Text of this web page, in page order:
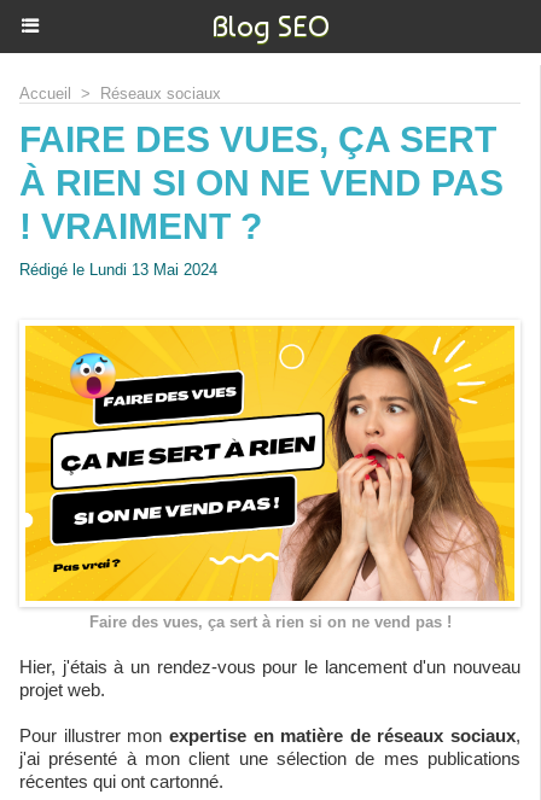
Blog SEO
Accueil > Réseaux sociaux
FAIRE DES VUES, ÇA SERT
À RIEN SI ON NE VEND PAS
! VRAIMENT ?
Rédigé le Lundi 13 Mai 2024
Faire des vues, ça sert à rien si on ne vend pas !
Hier, j'étais à un rendez-vous pour le lancement d'un nouveau
projet web.
Pour illustrer mon expertise en matière de réseaux sociaux,
j'ai présenté à mon client une sélection de mes publications
récentes qui ont cartonné.